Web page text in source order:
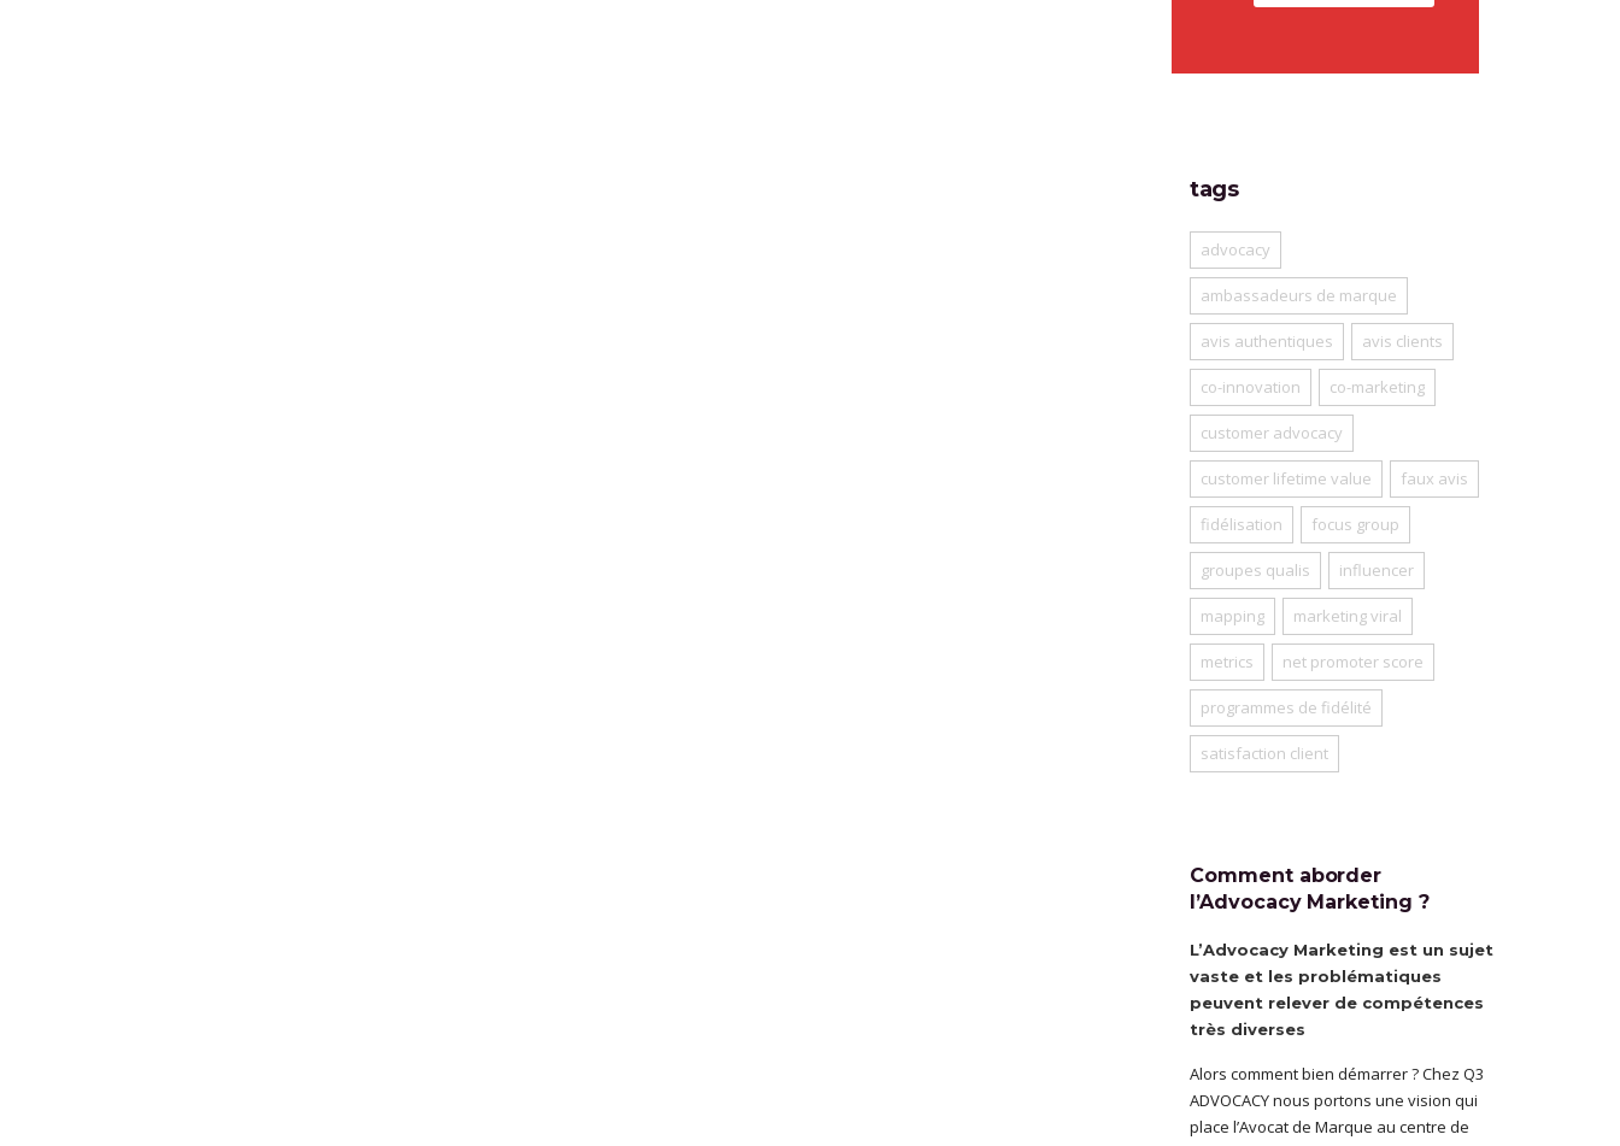
tags
advocacy
ambassadeurs de marque
avis authentiques avis clients
co-innovation co-marketing
customer advocacy
customer lifetime value faux avis
fidélisation focus group
groupes qualis influencer
mapping marketing viral
metrics net promoter score
programmes de fidélité
satisfaction client
Comment aborder
l’Advocacy Marketing ?
L’Advocacy Marketing est un sujet
vaste et les problématiques
peuvent relever de compétences
très diverses
Alors comment bien démarrer ? Chez Q3
ADVOCACY nous portons une vision qui
place l’Avocat de Marque au centre de